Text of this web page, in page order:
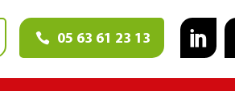
05 63 61 23 13